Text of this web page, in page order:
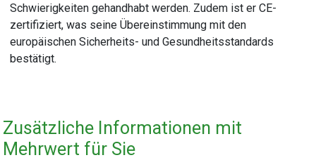
Schwierigkeiten gehandhabt werden. Zudem ist er CE-
zertifiziert, was seine Übereinstimmung mit den
europäischen Sicherheits- und Gesundheitsstandards
bestätigt.
Zusätzliche Informationen mit
Mehrwert für Sie